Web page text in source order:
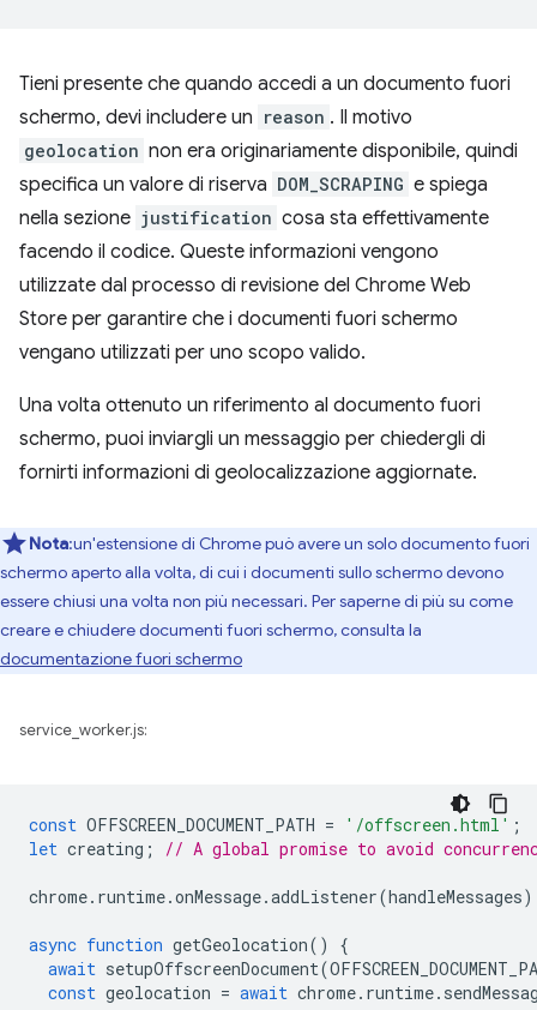
Tieni presente che quando accedi a un documento fuori
schermo, devi includere un reason . Il motivo
geolocation non era originariamente disponibile, quindi
specifica un valore di riserva DOM_SCRAPING e spiega
nella sezione justification cosa sta effettivamente
facendo il codice. Queste informazioni vengono
utilizzate dal processo di revisione del Chrome Web
Store per garantire che i documenti fuori schermo
vengano utilizzati per uno scopo valido.
Una volta ottenuto un riferimento al documento fuori
schermo, puoi inviargli un messaggio per chiedergli di
fornirti informazioni di geolocalizzazione aggiornate.
Nota:un'estensione di Chrome può avere un solo documento fuori
schermo aperto alla volta, di cui i documenti sullo schermo devono
essere chiusi una volta non più necessari. Per saperne di più su come
creare e chiudere documenti fuori schermo, consulta la
documentazione fuori schermo
service_worker.js:
const OFFSCREEN_DOCUMENT_PATH = '/offscreen.html' ;
let creating ; // A global promise to avoid
chrome. runtime.onMessage.addListener(handleMessages
async function getGeolocation()
{
await setupOffscreenDocument(
const geolocation = await chrome. runtime.